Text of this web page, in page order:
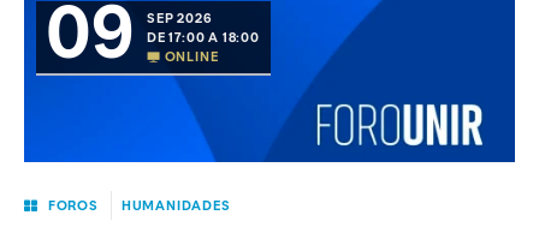
09
SEP 2026
DE 17:00 A 18:00
ONLINE
FOROS HUMANIDADES